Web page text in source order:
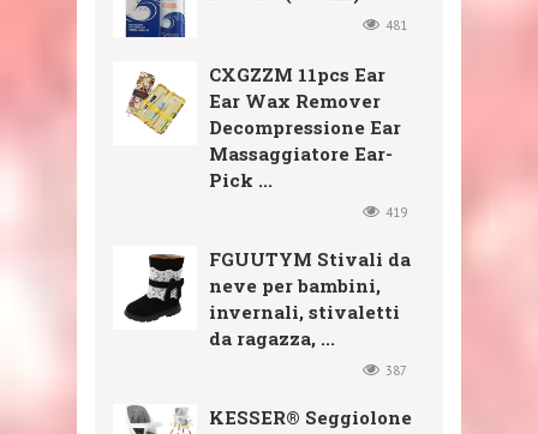
481
CXGZZM 11pcs Ear
Ear Wax Remover
Decompressione Ear
Massaggiatore Ear-
Pick ...
419
FGUUTYM Stivali da
neve per bambini,
invernali, stivaletti
da ragazza, ...
387
KESSER® Seggiolone